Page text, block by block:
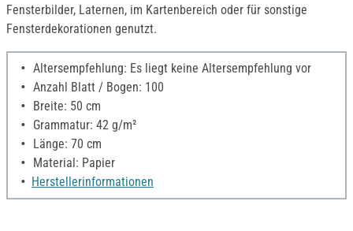
Fensterbilder, Laternen, im Kartenbereich oder für sonstige
Fensterdekorationen genutzt.
Altersempfehlung: Es liegt keine Altersempfehlung vor
Anzahl Blatt / Bogen: 100
Breite: 50 cm
Grammatur: 42 g/m²
Länge: 70 cm
Material: Papier
Herstellerinformationen